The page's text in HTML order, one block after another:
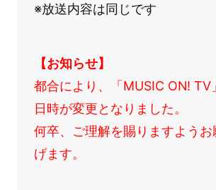
※放送内容は同じです
【お知らせ】
都合により、「MUSIC ON! TV
日時が変更となりました。
何卒、ご理解を賜りますようお
げます。